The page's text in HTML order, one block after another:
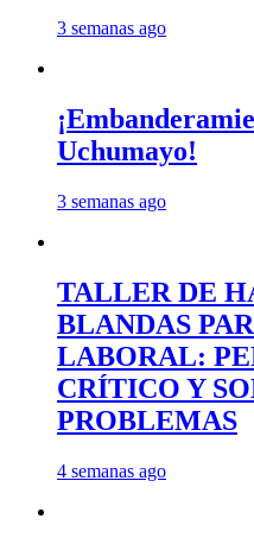
3 semanas ago
Uchumayo!
3 semanas ago
TALLER DE
BLANDAS
LABORAL:
CRÍTICO Y
PROBLEMAS
4 semanas ago